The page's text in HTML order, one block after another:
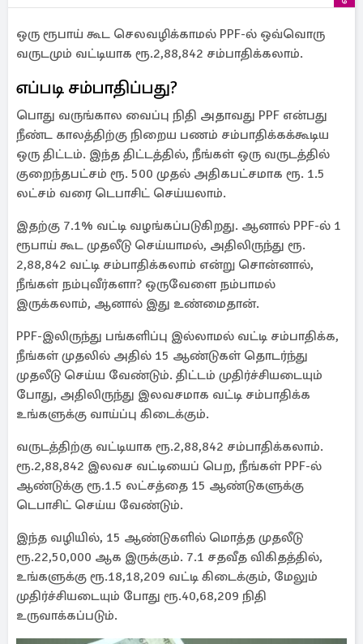
ஒரு ரூபாய் கூட செலவழிக்காமல் PPF-ல் ஒவ்வொரு
வருடமும் வட்டியாக ரூ.2,88,842 சம்பாதிக்கலாம்.
எப்படி சம்பாதிப்பது?
பொது வருங்கால வைப்பு நிதி அதாவது PPF என்பது
நீண்ட காலத்திற்கு நிறைய பணம் சம்பாதிக்கக்கூடிய
ஒரு திட்டம். இந்த திட்டத்தில், நீங்கள் ஒரு வருடத்தில்
குறைந்தபட்சம் ரூ. 500 முதல் அதிகபட்சமாக ரூ. 1.5
லட்சம் வரை டெபாசிட் செய்யலாம்.
இதற்கு 7.1% வட்டி வழங்கப்படுகிறது. ஆனால் PPF-ல் 1
ரூபாய் கூட முதலீடு செய்யாமல், அதிலிருந்து ரூ.
2,88,842 வட்டி சம்பாதிக்கலாம் என்று சொன்னால்,
நீங்கள் நம்புவீர்களா? ஒருவேளை நம்பாமல்
இருக்கலாம், ஆனால் இது உண்மைதான்.
PPF-இலிருந்து பங்களிப்பு இல்லாமல் வட்டி சம்பாதிக்க,
நீங்கள் முதலில் அதில் 15 ஆண்டுகள் தொடர்ந்து
முதலீடு செய்ய வேண்டும். திட்டம் முதிர்ச்சியடையும்
போது, ​​அதிலிருந்து இலவசமாக வட்டி சம்பாதிக்க
உங்களுக்கு வாய்ப்பு கிடைக்கும்.
வருடத்திற்கு வட்டியாக ரூ.2,88,842 சம்பாதிக்கலாம்.
ரூ.2,88,842 இலவச வட்டியைப் பெற, நீங்கள் PPF-ல்
ஆண்டுக்கு ரூ.1.5 லட்சத்தை 15 ஆண்டுகளுக்கு
டெபாசிட் செய்ய வேண்டும்.
இந்த வழியில், 15 ஆண்டுகளில் மொத்த முதலீடு
ரூ.22,50,000 ஆக இருக்கும். 7.1 சதவீத விகிதத்தில்,
உங்களுக்கு ரூ.18,18,209 வட்டி கிடைக்கும், மேலும்
முதிர்ச்சியடையும் போது ரூ.40,68,209 நிதி
உருவாக்கப்படும்.